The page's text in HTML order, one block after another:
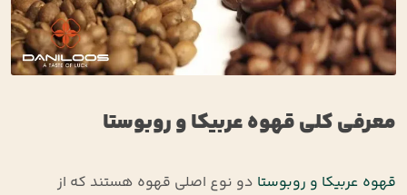
معرفی کلی قهوه عربیکا و روبوستا
قهوه عربیکا و روبوستا دو نوع اصلی قهوه هستند که از